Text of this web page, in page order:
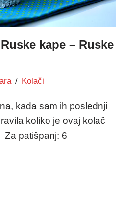
kape – Ruske
Kolači
kada sam ih poslednji
koliko je ovaj kolač
patišpanj: 6